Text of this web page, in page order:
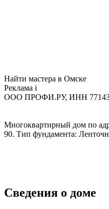
Найти мастера в Омске
Реклама i
ООО ПРОФИ.РУ, ИНН
Многоквартирный дом по
90. Тип фундамента:
Сведения о доме